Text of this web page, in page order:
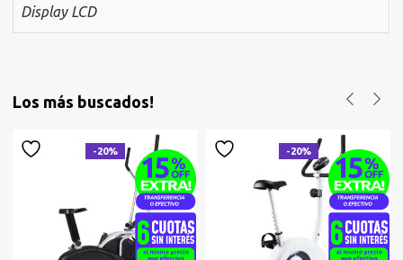
Display LCD
Los más buscados!
-20% -20%